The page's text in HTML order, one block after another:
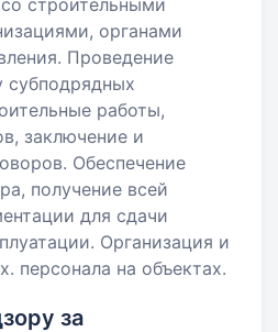
строительными
органами
Проведение
субподрядных
работы,
заключение и
Обеспечение
получение всей
для сдачи
Организация и
персонала на объектах.
за